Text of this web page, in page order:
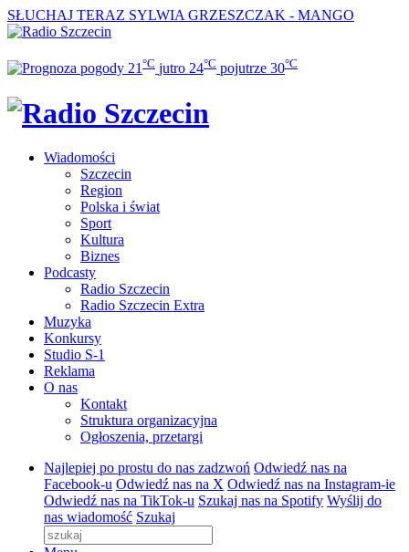
SŁUCHAJ TERAZ SYLWIA GRZESZCZAK - MANGO
21 °C jutro 24°C pojutrze 30°C
Wiadomości
Szczecin
Region
Polska i świat
Sport
Kultura
Biznes
Podcasty
Radio Szczecin
Radio Szczecin Extra
Muzyka
Konkursy
Studio S-1
Reklama
O nas
Kontakt
Struktura organizacyjna
Ogłoszenia, przetargi
Najlepiej po prostu do nas zadzwoń Odwiedź nas na
Facebook-u Odwiedź nas na X Odwiedź nas na Instagram-ie
Odwiedź nas na TikTok-u Szukaj nas na Spotify Wyślij do
nas wiadomość Szukaj